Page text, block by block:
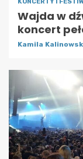
Wajda w
koncert
Kamila